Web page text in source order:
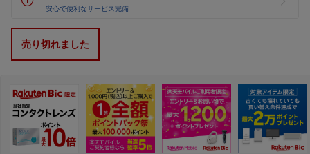
安心で便利なサービス完備
売り切れました